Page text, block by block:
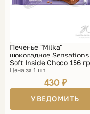
Печенье "Milka"
шоколадное Sensations
Soft Inside Choco 156 гр
Цена за 1 шт
430 ₽
УВЕДОМИТЬ